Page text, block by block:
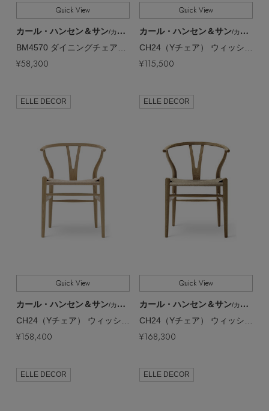
Quick View
カール・ハンセン＆サン/カール・ハンセン＆サン
BM4570 ダイニングチェア【メーカー取り寄せ】
¥58,300
Quick View
カール・ハンセン＆サン/カール・ハンセン＆サン
CH24（Yチェア） ウィッシュボーン チェア【メーカー取り寄せ】
¥115,500
ELLE DECOR
Quick View
カール・ハンセン＆サン/カール・ハンセン＆サン
¥158,400
ELLE DECOR
Quick View
カール・ハンセン＆サン/カール・ハンセン＆サン
¥168,300
ELLE DECOR ELLE DECOR